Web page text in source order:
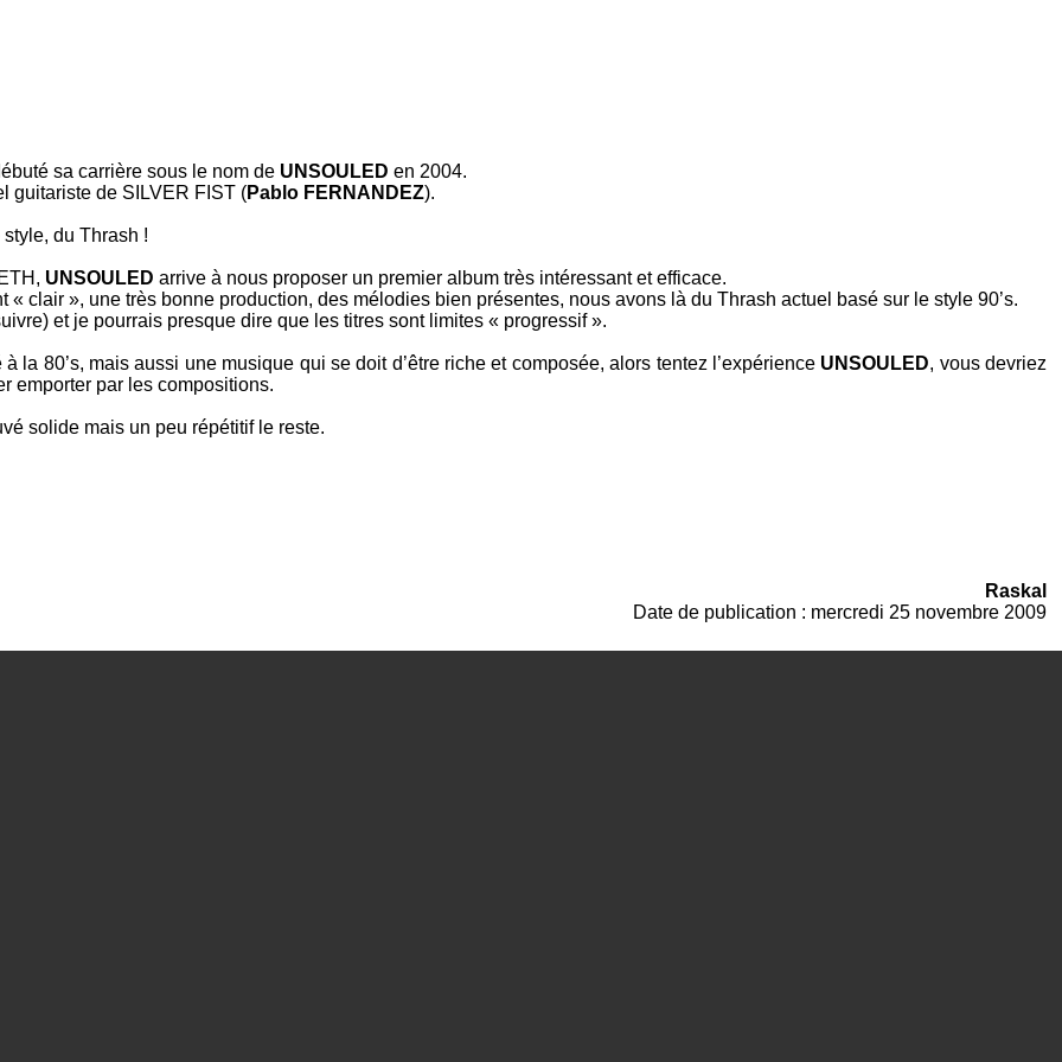
sa carrière sous le nom de UNSOULED en 2004.
guitariste de SILVER FIST (Pablo FERNANDEZ).
du Thrash !
, UNSOULED arrive à nous proposer un premier album très intéressant et efficace.
clair », une très bonne production, des mélodies bien présentes, nous avons là du Thrash actuel basé sur le style 90’s.
et je pourrais presque dire que les titres sont limites « progressif ».
à la 80’s, mais aussi une musique qui se doit d’être riche et composée, alors tentez l’expérience UNSOULED, vous devriez
emporter par les compositions.
solide mais un peu répétitif le reste.
Raskal
Date de publication : mercredi 25 novembre 2009